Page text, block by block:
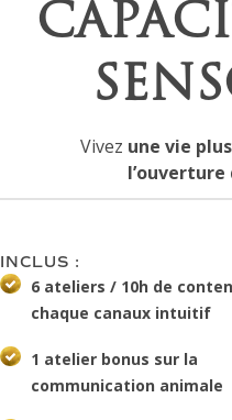
Vivez une vie
INCLUS :
6 ateliers / 10h de
chaque canaux intuitif
1 atelier bonus sur la
communication animale